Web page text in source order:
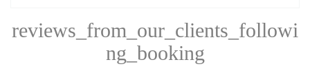
reviews_from_our_clients_followi
ng_booking